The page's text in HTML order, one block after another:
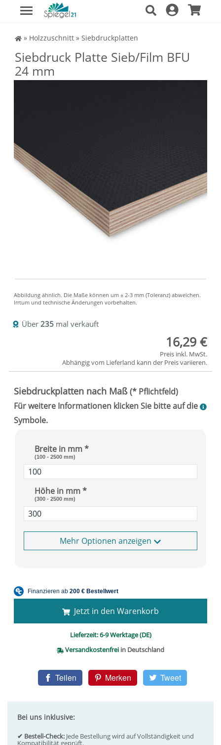
Spiegel Shop
» Holzzuschnitt» Siebdruckplatten
Siebdruck Platte Sieb/Film BFU
24 mm
Über 235 mal verkauft
16,29 €
Preis inkl. MwSt.
Abhängig vom Lieferland kann der Preis variieren.
Breite in mm *
(100 - 2500 mm)
Höhe in mm *
(300 - 2500 mm)
Optionen anzeigen
Jetzt in den Warenkorb
Lieferzeit:6-9 Werktage (DE)
Versandkostenfrei in Deutschland
Teilen Merken Tweet
Bei uns inklusive:
✔ Bestell-Check: Jede Bestellung wird auf Vollständigkeit und
Kompatibilität geprüft.